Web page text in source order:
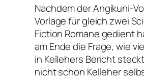
Nachdem der Angikuni-
Vorlage für gleich zwei
Fiction Romane gedient
am Ende die Frage, wie
in Kellehers Bericht
nicht schon Kelleher